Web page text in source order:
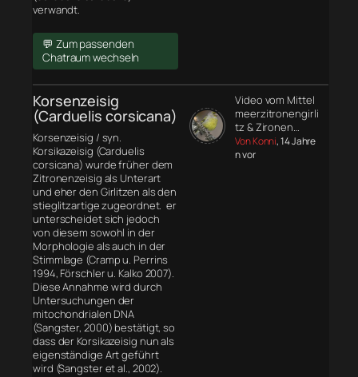
verwandt.
💬 Zum passenden
Chatraum wechseln
Korsenzeisig
(Carduelis corsicana)
Korsenzeisig / syn.
Korsikazeisig (Carduelis
corsicana) wurde früher dem
Zitronenzeisig als Unterart
und eher den Girlitzen als den
stieglitzartige zugeordnet. er
unterscheidet sich jedoch
von diesem sowohl in der
Morphologie als auch in der
Stimmlage (Cramp u. Perrins
1994, Förschler u. Kalko 2007).
Diese Annahme wird durch
Untersuchungen der
mitochondrialen DNA
(Sangster, 2000) bestätigt, so
dass der Korsikazeisig nun als
eigenständige Art geführt
wird (Sangster et al., 2002).
Video vom Mittel
meerzitronengirli
tz & Zironen…
Von Konni, 14 Jahre
n vor